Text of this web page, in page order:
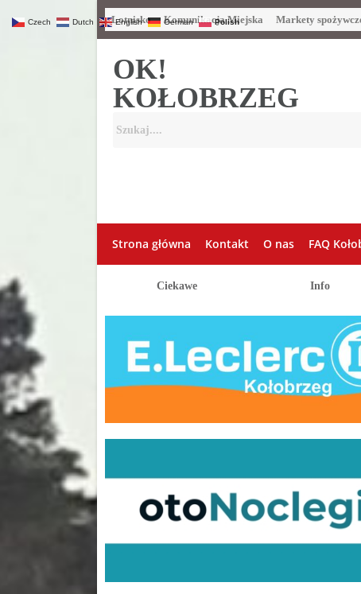
Lotnisko Komunikacja Miejska Markety
OK!
KOŁOBRZEG
Strona główna Kontakt O nas FAQ
Ciekawe Info
Czech Dutch English German Polish